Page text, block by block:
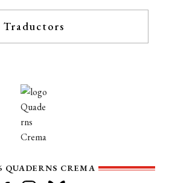
Traductors
QUADERNS CREMA